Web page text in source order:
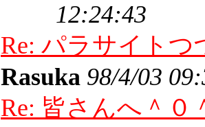
12:24:43
Re: パラサイト
Rasuka 98/4/03
Re: 皆さんへ＾０